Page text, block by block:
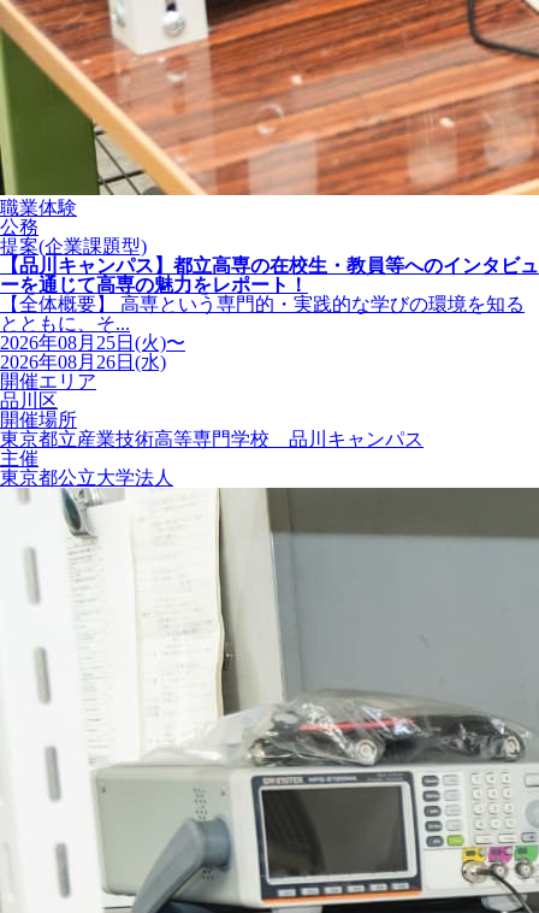
職業体験
公務
提案(企業課題型)
【品川キャンパス】都立高専の在校生・教員等へのインタビュ
ーを通じて高専の魅力をレポート！
【全体概要】 高専という専門的・実践的な学びの環境を知る
とともに、そ...
2026年08月25日(火)〜
2026年08月26日(水)
開催エリア
品川区
開催場所
東京都立産業技術高等専門学校 品川キャンパス
主催
東京都公立大学法人